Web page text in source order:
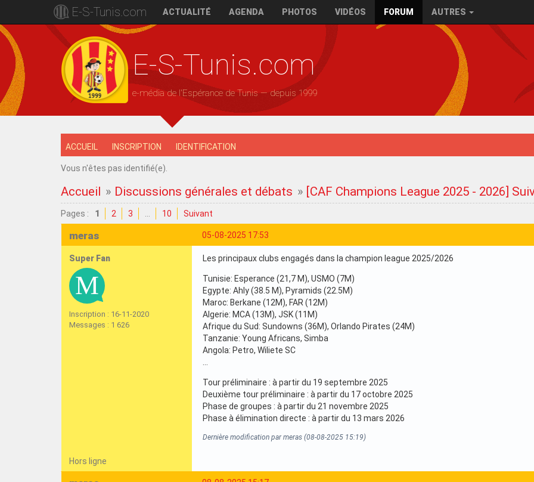
E-S-Tunis.com ACTUALITÉ AGENDA PHOTOS VIDÉOS FORUM AUTRES
E-S-Tunis.com
e-média de l'Espérance de Tunis — depuis 1999
ACCUEIL INSCRIPTION IDENTIFICATION
Vous n'êtes pas identifié(e).
Accueil » Discussions générales et débats » [CAF Champions League 2025 - 2026]
Pages : 1 2 3 10 Suivant
05-08-2025 17:53
meras
Super Fan
Inscription : 16-11-2020
Messages : 1 626
Les principaux clubs engagés dans la champion league 2025/2026
Tunisie: Esperance (21,7 M), USMO (7M)
Egypte: Ahly (38.5 M), Pyramids (22.5M)
Maroc: Berkane (12M), FAR (12M)
Algerie: MCA (13M), JSK (11M)
Afrique du Sud: Sundowns (36M), Orlando Pirates (24M)
Tanzanie: Young Africans, Simba
Angola: Petro, Wiliete SC
...
Tour préliminaire : à partir du 19 septembre 2025
Deuxième tour préliminaire : à partir du 17 octobre 2025
Phase de groupes : à partir du 21 novembre 2025
Phase à élimination directe : à partir du 13 mars 2026
Dernière modification par meras (08-08-2025 15:19)
Hors ligne